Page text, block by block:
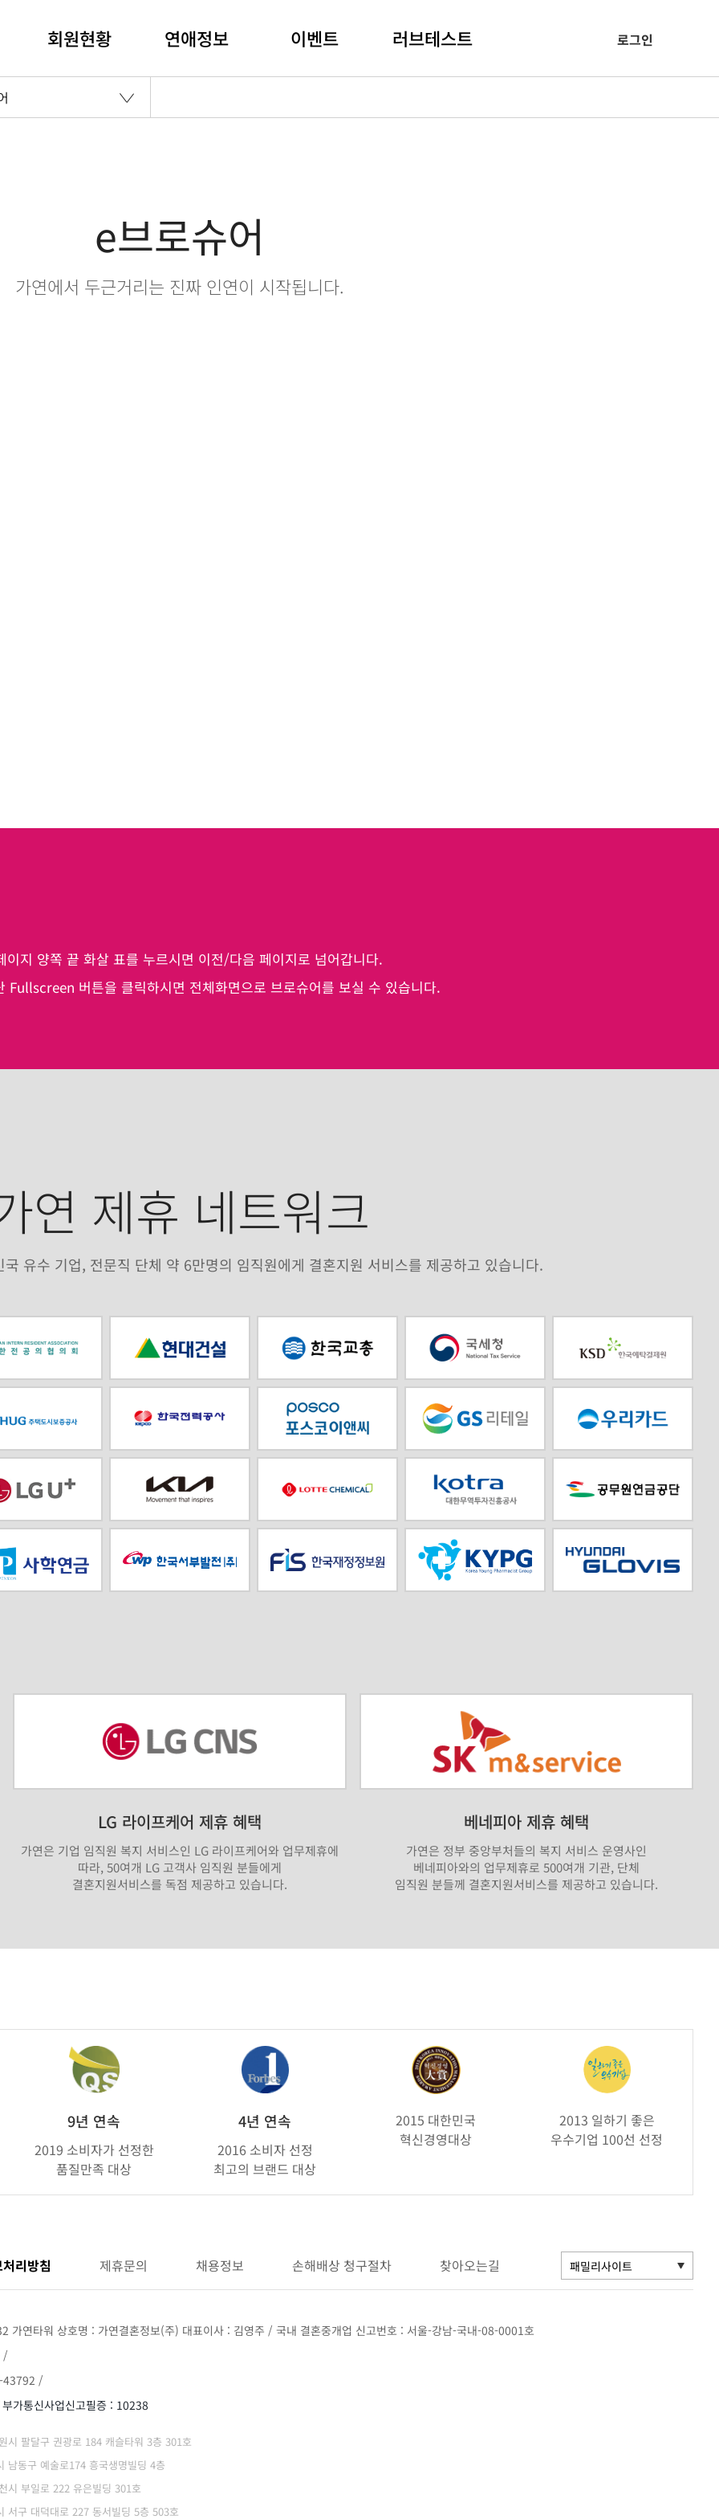
회원현황 연애정보 이벤트 러브테스트 로그인
e브로슈어
가연에서 두근거리는 진짜 인연이 시작됩니다.
지 양쪽 끝 화살 표를 누르시면 이전/다음 페이지로 넘어갑니다.
Fullscreen 버튼을 클릭하시면 전체화면으로 브로슈어를 보실 수 있습니다.
연 제휴 네트워크
유수 기업, 전문직 단체 약 6만명의 임직원에게 결혼지원 서비스를 제공하고 있습니다.
LG 라이프케어 제휴 혜택
가연은 기업 임직원 복지 서비스인 LG 라이프케어와 업무제휴에
따라, 50여개 LG 고객사 임직원 분들에게
결혼지원서비스를 독점 제공하고 있습니다.
베네피아 제휴 혜택
가연은 정부 중앙부처들의 복지 서비스 운영사인
베네피아와의 업무제휴로 500여개 기관, 단체
임직원 분들께 결혼지원서비스를 제공하고 있습니다.
9년 연속
2019 소비자가 선정한
품질만족 대상
4년 연속
2016 소비자 선정
최고의 브랜드 대상
2015 대한민국
혁신경영대상
2013 일하기 좋은
우수기업 100선 선정
리방침 제휴문의 채용정보 손해배상 청구절차 찾아오는길
가연타워 상호명 : 가연결혼정보(주) 대표이사 : 김영주 / 국내 결혼중개업 신고번호 : 서울-강남-국내-08-0001호
/
43792 /
가통신사업신고필증 : 10238
시 팔달구 권광로 184 캐슬타워 3층 301호
남동구 예술로174 흥국생명빌딩 4층
시 부일로 222 유은빌딩 301호
서구 대덕대로 227 동서빌딩 5층 503호